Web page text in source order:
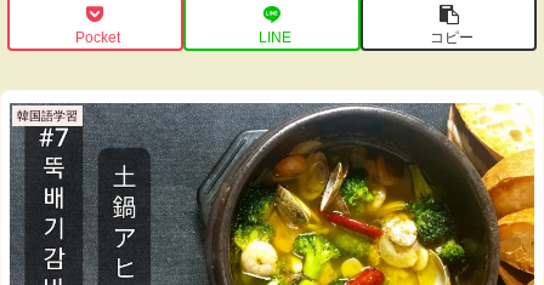
Pocket LINE コピー
韓国語学習